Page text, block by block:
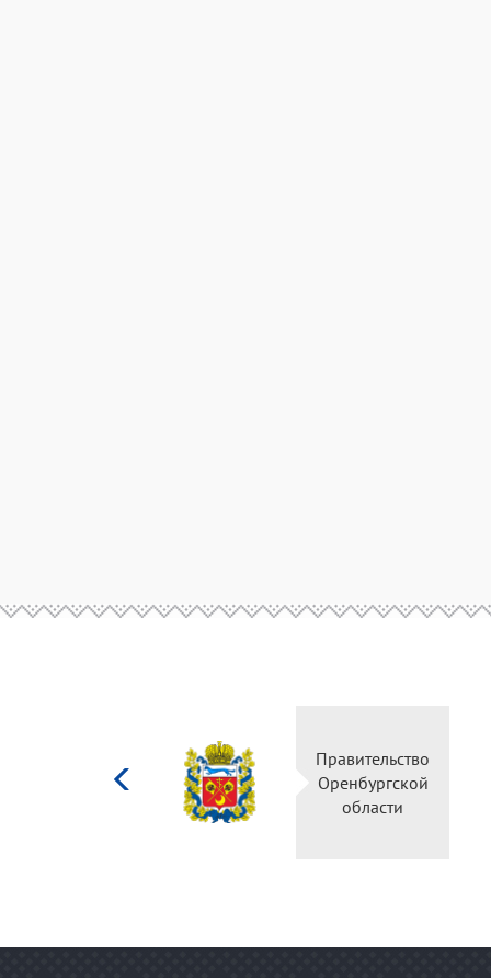
культуры
Российской
Правительство
Оренбургской
области